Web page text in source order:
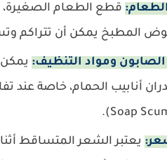
الطعام: قطع الطعام الصغيرة،
المطبخ يمكن أن تتراكم
الصابون ومواد التنظيف: يمكن
أنابيب الحمام، خاصة عند
يعتبر الشعر المتساقط